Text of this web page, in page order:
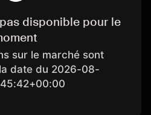
disponible pour le
sur le marché sont
date du 2026-08-